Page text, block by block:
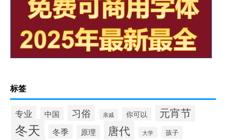
标签
专业 中国 习俗 亲戚 你可以 元宵节
冬天 冬季 原理 唐代 大学 孩子